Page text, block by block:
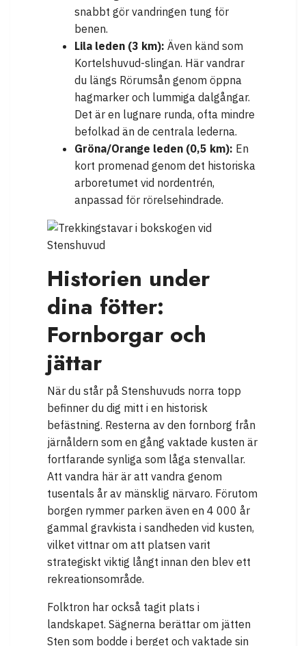
snabbt gör vandringen tung för
benen.
Lila leden (3 km): Även känd som
Kortelshuvud-slingan. Här vandrar
du längs Rörumsån genom öppna
hagmarker och lummiga dalgångar.
Det är en lugnare runda, ofta mindre
befolkad än de centrala lederna.
Gröna/Orange leden (0,5 km): En
kort promenad genom det historiska
arboretumet vid nordentrén,
anpassad för rörelsehindrade.
Historien under
dina fötter:
Fornborgar och
jättar
När du står på Stenshuvuds norra topp
befinner du dig mitt i en historisk
befästning. Resterna av den fornborg från
järnåldern som en gång vaktade kusten är
fortfarande synliga som låga stenvallar.
Att vandra här är att vandra genom
tusentals år av mänsklig närvaro. Förutom
borgen rymmer parken även en 4 000 år
gammal gravkista i sandheden vid kusten,
vilket vittnar om att platsen varit
strategiskt viktig långt innan den blev ett
rekreationsområde.
Folktron har också tagit plats i
landskapet. Sägnerna berättar om jätten
Sten som bodde i berget och vaktade sin